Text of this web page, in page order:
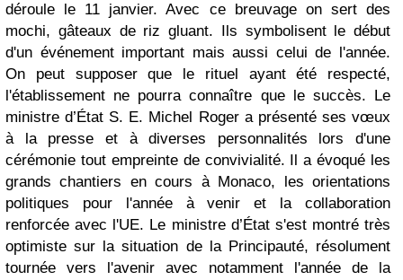
déroule le 11 janvier. Avec ce breuvage on sert des
mochi, gâteaux de riz gluant. Ils symbolisent le début
d'un événement important mais aussi celui de l'année.
On peut supposer que le rituel ayant été respecté,
l'établissement ne pourra connaître que le succès. Le
ministre d’État S. E. Michel Roger a présenté ses vœux
à la presse et à diverses personnalités lors d'une
cérémonie tout empreinte de convivialité. Il a évoqué les
grands chantiers en cours à Monaco, les orientations
politiques pour l'année à venir et la collaboration
renforcée avec l'UE. Le ministre d’État s'est montré très
optimiste sur la situation de la Principauté, résolument
tournée vers l'avenir avec notamment l'année de la